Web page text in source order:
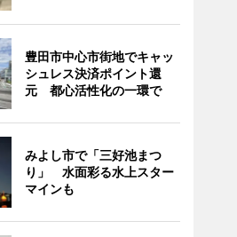
豊田市中心市街地でキャッ
シュレス決済ポイント還
元 都心活性化の一環で
みよし市で「三好池まつ
り」 水面彩る水上スター
マインも